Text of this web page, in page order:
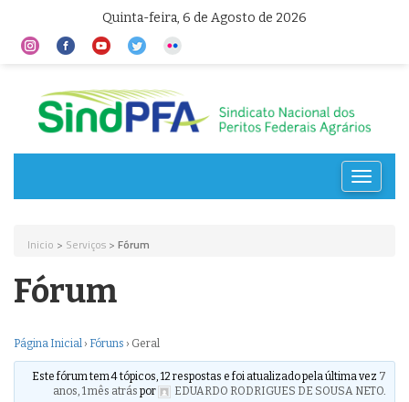
Quinta-feira, 6 de Agosto de 2026
Toggle
Inicio > Serviços > Fórum
Fórum
Página Inicial › Fóruns › Geral
Este fórum tem 4 tópicos, 12 respostas e foi atualizado pela última vez 7
anos, 1 mês atrás por EDUARDO RODRIGUES DE SOUSA NETO.